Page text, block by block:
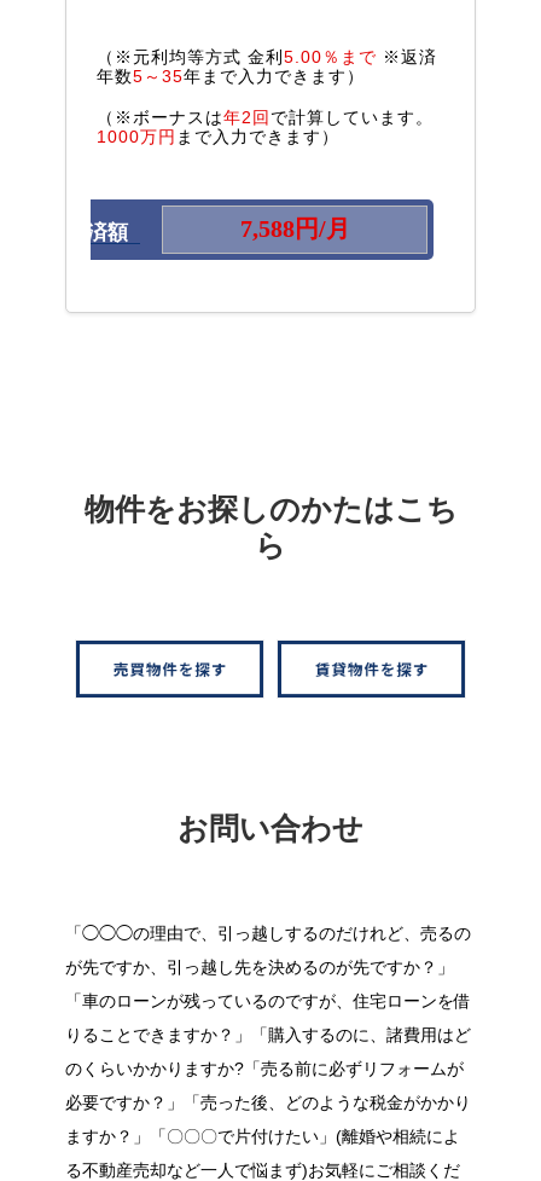
（※元利均等方式 金利 5.00％まで ※返済
年数5～35年まで入力できます）
（※ボーナスは年2回 で計算しています。
1000万円 まで入力できます）
毎月の返済額
物件をお探しのかたはこち
ら
お問い合わせ
「◯◯◯の理由で、引っ越しするのだけれど、売るの
が先ですか、引っ越し先を決めるのが先ですか？」
「車のローンが残っているのですが、住宅ローンを借
りることできますか？」「購入するのに、諸費用はど
のくらいかかりますか?「売る前に必ずリフォームが
必要ですか？」「売った後、どのような税金がかかり
ますか？」「〇〇〇で片付けたい」(離婚や相続によ
る不動産売却など一人で悩まず)お気軽にご相談くだ